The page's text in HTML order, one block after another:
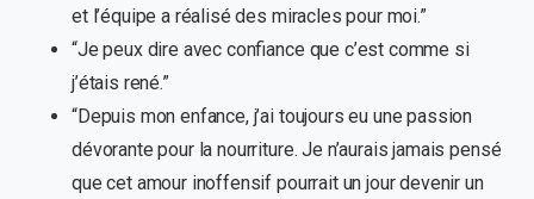
et l’équipe a réalisé des miracles pour moi.”
“Je peux dire avec confiance que c’est comme si
j’étais rené.”
“Depuis mon enfance, j’ai toujours eu une passion
dévorante pour la nourriture. Je n’aurais jamais pensé
que cet amour inoffensif pourrait un jour devenir un